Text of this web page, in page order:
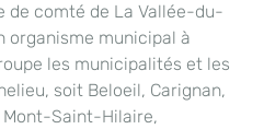
de comté de La Vallée-du-
organisme municipal à
les municipalités et les
soit Beloeil, Carignan,
Mont-Saint-Hilaire,